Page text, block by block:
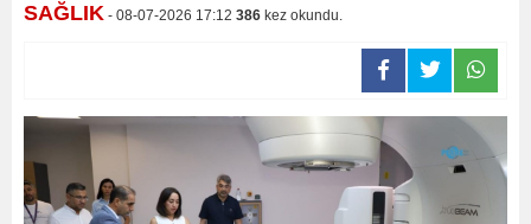
SAĞLIK - 08-07-2026 17:12 386 kez okundu.